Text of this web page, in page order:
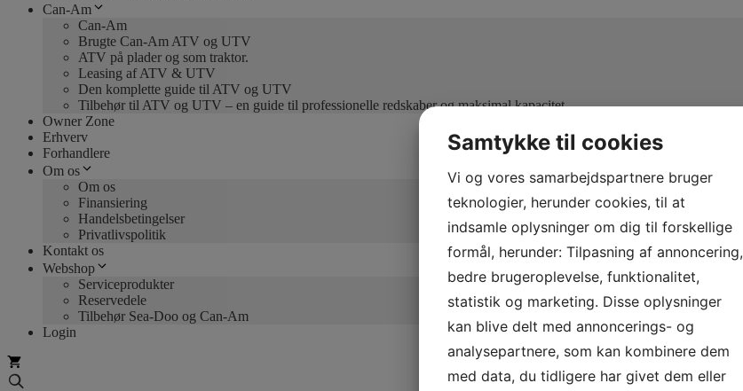
Can-Am
Can-Am
Brugte Can-Am ATV og UTV
ATV på plader og som traktor.
Leasing af ATV & UTV
Den komplette guide til ATV og UTV
Tilbehør til ATV og UTV – en guide til professionelle redskaber og maksimal kapacitet
Owner Zone
Erhverv
Forhandlere
Om os
Om os
Finansiering
Handelsbetingelser
Privatlivspolitik
Kontakt os
Webshop
Serviceprodukter
Reservedele
Tilbehør Sea-Doo og Can-Am
Login
Samtykke til cookies
Vi og vores samarbejdspartnere bruger
teknologier, herunder cookies, til at
indsamle oplysninger om dig til forskellige
formål, herunder: Tilpasning af annoncering,
bedre brugeroplevelse, funktionalitet,
statistik og marketing. Disse oplysninger
kan blive delt med annoncerings- og
analysepartnere, som kan kombinere dem
med data, du tidligere har givet dem eller